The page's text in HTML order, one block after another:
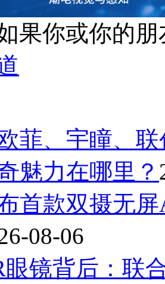
果你或你的
菲、宇瞳、
魅力在哪里？
首款双摄无
08-06
眼镜背后：联